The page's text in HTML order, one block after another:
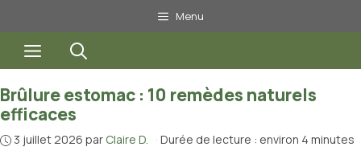
au
contenu
Menu
Menu
Brûlure estomac : 10 remèdes naturels
efficaces
3 juillet 2026 par Claire D. · Durée de lecture : environ 4 minutes